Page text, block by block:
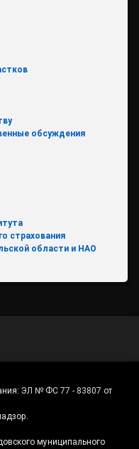
обсуждения
страхования
области и НАО
ЭЛ № ФС 77 - 83807 от
муниципального